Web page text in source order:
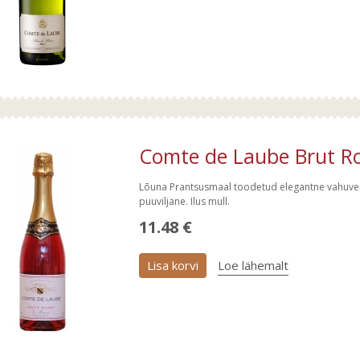
Comte de Laube Brut
Lõuna Prantsusmaal toodetud elegantne
puuviljane. Ilus mull.
11.48 €
Lisa korvi Loe lähemalt